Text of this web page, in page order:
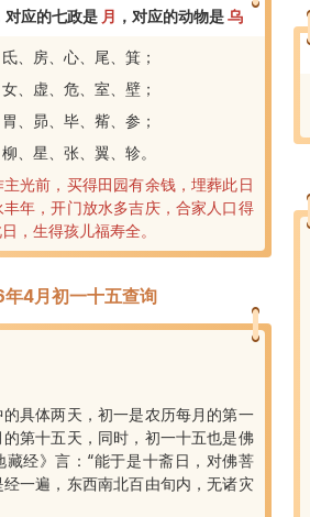
对应的七政是 月 ， 对应的动物是乌
、房、心、尾、箕；
、虚、危、室、壁；
、昴、毕、觜、参；
、星、张、翼、轸。
光前，买得田园有余钱，埋葬此日
年，开门放水多吉庆，合家人口得
，生得孩儿福寿全。
4月初一十五查询
具体两天，初一是农历每月的第一
第十五天，同时，初一十五也是佛
藏经》言：“能于是十斋日，对佛菩
一遍，东西南北百由旬内，无诸灾